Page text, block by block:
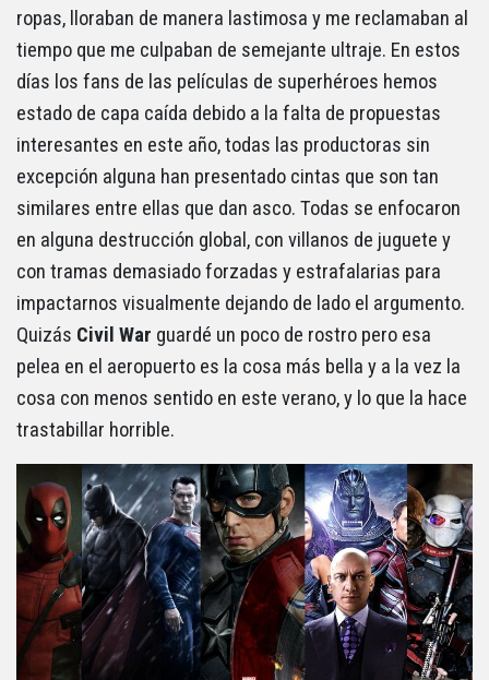
ropas, lloraban de manera lastimosa y me reclamaban al
tiempo que me culpaban de semejante ultraje. En estos
días los fans de las películas de superhéroes hemos
estado de capa caída debido a la falta de propuestas
interesantes en este año, todas las productoras sin
excepción alguna han presentado cintas que son tan
similares entre ellas que dan asco. Todas se enfocaron
en alguna destrucción global, con villanos de juguete y
con tramas demasiado forzadas y estrafalarias para
impactarnos visualmente dejando de lado el argumento.
Quizás Civil War guardé un poco de rostro pero esa
pelea en el aeropuerto es la cosa más bella y a la vez la
cosa con menos sentido en este verano, y lo que la hace
trastabillar horrible.